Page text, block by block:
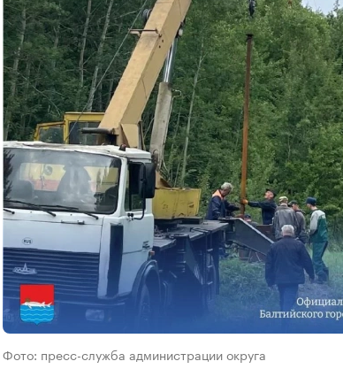
Фото: пресс-служба администрации округа